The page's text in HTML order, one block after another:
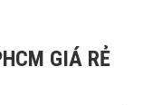
GIÁ RẺ